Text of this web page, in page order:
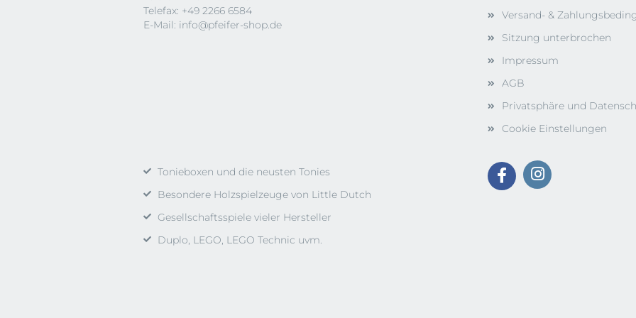
Telefax: +49 2266 6584
E-Mail: info@pfeifer-shop.de
Versand- &
Sitzung unterbrochen
Impressum
AGB
Privatsphäre und
Cookie Einstellungen
Tonieboxen und die neusten Tonies
Besondere Holzspielzeuge von Little Dutch
Gesellschaftsspiele vieler Hersteller
Duplo, LEGO, LEGO Technic uvm.